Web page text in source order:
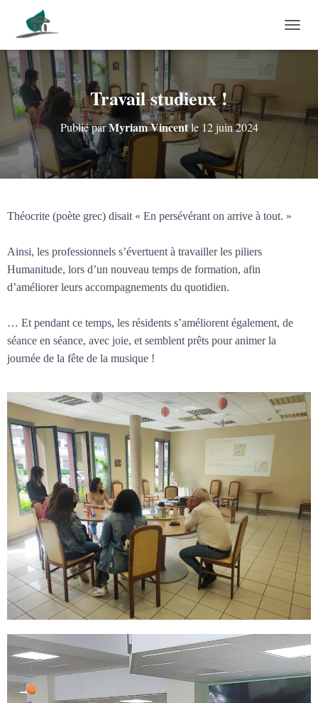
Travail studieux !
Publié parMyriam Vincentle12 juin 2024
Théocrite (poète grec) disait « En persévérant on arrive à tout. »
Ainsi, les professionnels s’évertuent à travailler les piliers
Humanitude, lors d’un nouveau temps de formation, afin
d’améliorer leurs accompagnements du quotidien.
… Et pendant ce temps, les résidents s’améliorent également, de
séance en séance, avec joie, et semblent prêts pour animer la
journée de la fête de la musique !